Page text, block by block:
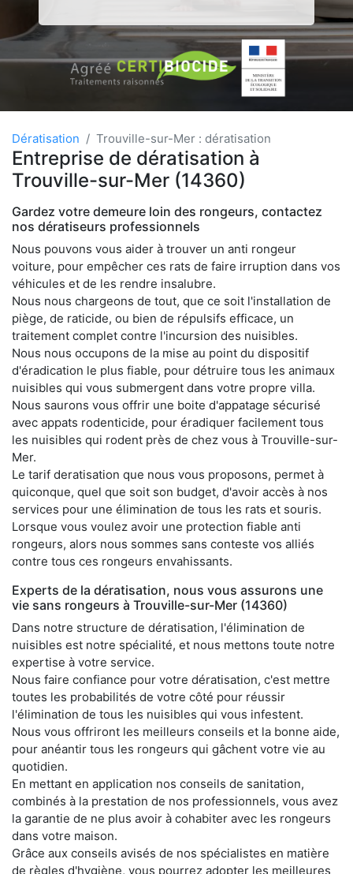
Dératisation Trouville-sur-Mer : dératisation
Entreprise de dératisation à
Trouville-sur-Mer (14360)
Gardez votre demeure loin des rongeurs, contactez
nos dératiseurs professionnels
Nous pouvons vous aider à trouver un anti rongeur
voiture, pour empêcher ces rats de faire irruption dans vos
véhicules et de les rendre insalubre.
Nous nous chargeons de tout, que ce soit l'installation de
piège, de raticide, ou bien de répulsifs efficace, un
traitement complet contre l'incursion des nuisibles.
Nous nous occupons de la mise au point du dispositif
d'éradication le plus fiable, pour détruire tous les animaux
nuisibles qui vous submergent dans votre propre villa.
Nous saurons vous offrir une boite d'appatage sécurisé
avec appats rodenticide, pour éradiquer facilement tous
les nuisibles qui rodent près de chez vous à Trouville-sur-
Mer.
Le tarif deratisation que nous vous proposons, permet à
quiconque, quel que soit son budget, d'avoir accès à nos
services pour une élimination de tous les rats et souris.
Lorsque vous voulez avoir une protection fiable anti
rongeurs, alors nous sommes sans conteste vos alliés
contre tous ces rongeurs envahissants.
Experts de la dératisation, nous vous assurons une
vie sans rongeurs à Trouville-sur-Mer (14360)
Dans notre structure de dératisation, l'élimination de
nuisibles est notre spécialité, et nous mettons toute notre
expertise à votre service.
Nous faire confiance pour votre dératisation, c'est mettre
toutes les probabilités de votre côté pour réussir
l'élimination de tous les nuisibles qui vous infestent.
Nous vous offriront les meilleurs conseils et la bonne aide,
pour anéantir tous les rongeurs qui gâchent votre vie au
quotidien.
En mettant en application nos conseils de sanitation,
combinés à la prestation de nos professionnels, vous avez
la garantie de ne plus avoir à cohabiter avec les rongeurs
dans votre maison.
Grâce aux conseils avisés de nos spécialistes en matière
de règles d'hygiène, vous pourrez adopter les meilleures